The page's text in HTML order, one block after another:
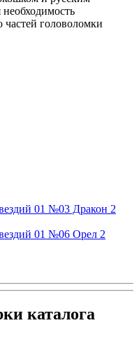
необходимость
частей головоломки
01 №03 Дракон 2
01 №06 Орел 2
каталога